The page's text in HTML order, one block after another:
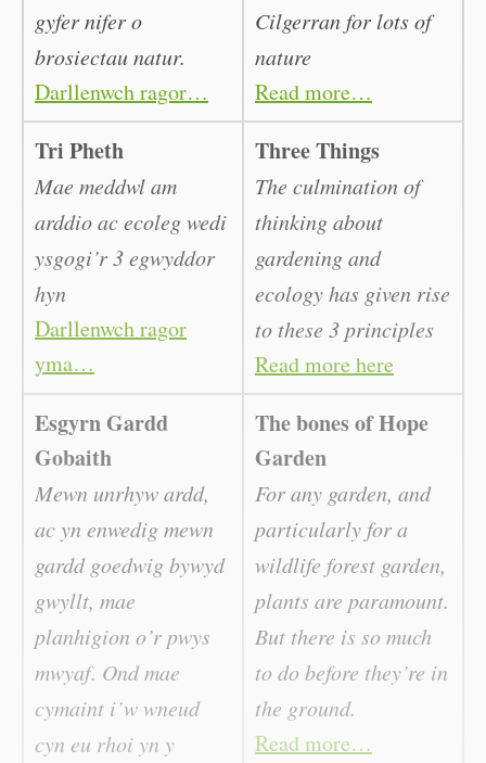
gyfer nifer o
brosiectau natur.
Darllenwch ragor…
Cilgerran for lots of
nature
Read more…
Tri Pheth
Mae meddwl am
arddio ac ecoleg wedi
ysgogi’r 3 egwyddor
hyn
Darllenwch ragor
yma…
Three Things
The culmination of
thinking about
gardening and
ecology has given rise
to these 3 principles
Read more here
Esgyrn Gardd
Gobaith
Mewn unrhyw ardd,
ac yn enwedig mewn
gardd goedwig bywyd
gwyllt, mae
planhigion o’r pwys
mwyaf. Ond mae
cymaint i’w wneud
cyn eu rhoi yn y
The bones of Hope
Garden
For any garden, and
particularly for a
wildlife forest garden,
plants are paramount.
But there is so much
to do before they’re in
the ground.
Read more…